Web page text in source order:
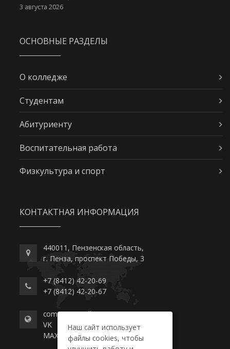
3 августа 2026
ОСНОВНЫЕ РАЗДЕЛЫ
О колледже
Студентам
Абитуриенту
Воспитательная работа
Физкультура и спорт
КОНТАКТНАЯ ИНФОРМАЦИЯ
440011, Пензенская область,
г. Пенза, проспект Победы, 3
+7 (8412) 42-20-69
+7 (8412) 42-20-67
commerce-college.ru
VK
MAX
Наш сайт использует
файлы cookies, чтобы